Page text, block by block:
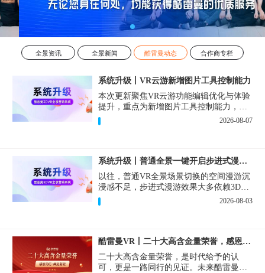
全景资讯 全景新闻 酷雷曼动态 合作商专栏
系统升级丨VR云游新增图片工具控制能力
本次更新聚焦VR云游​功能编辑优化与体验
提升，重点为新增图片工具控制能力，提
升创作者在后台编辑中的细节调控优化。
2026-08-07
系统升级丨普通全景一键开启步进式漫游效果！
以往，普通VR全景场景切换的空间漫游沉
浸感不足，步进式漫游效果大多依赖3D扫
描设备和3D建模。现在，一键即可在普通
VR全景作品中实现步进式的漫游效果。
2026-08-03
酷雷曼VR丨二十大高含金量荣誉，感恩同行·共赴新程！
二十大高含金量荣誉，是时代给予的认
可，更是一路同行的见证。未来酷雷曼将